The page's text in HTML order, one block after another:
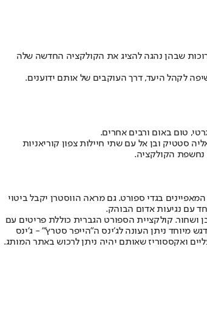
ארוכות שבהן נהגה להציג את הקולקציה החדשה שלה
לקהל היעד, דרך העוקבים של אותם ידוענים.
טום באום ורבים אחרים.
סטטיק ובן אל עם שתי חיילות צפון קוריאניות
נחשפת הקולקציה.
בגדי ספורט. גם מראה הווסטרן יקבל ביטוי
עם נגיעות אדום הבוהק.
ושחור. קולקציית הספורט הגברית כוללת פריטים עם
מיוחד ניתן העונה לג׳ינס ה"הייפר סטרץ'" - ג׳ינס
ואקססוריז שאותם יהיה ניתן לרכוש באתר המותג.